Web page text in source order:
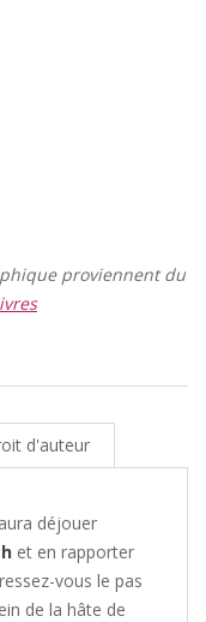
proviennent du
d'auteur
déjouer
et en rapporter
vous le pas
de la hâte de